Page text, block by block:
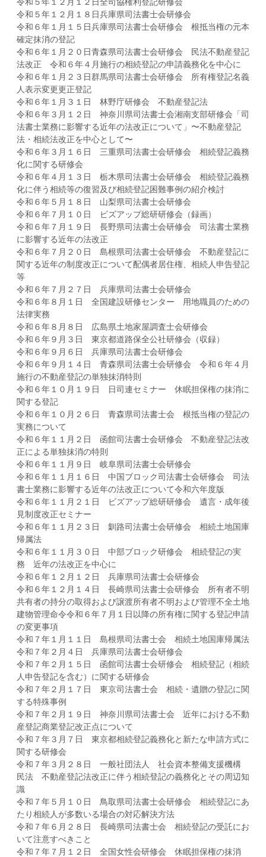
令和５年１２月１８日兵庫県司法書士会研修会
令和６年１月１５日兵庫県司法書士会研修会 根抵当権の元本
確定抹消の登記
令和６年１月２０日青森県司法書士会研修会 民法不動産登記
法改正 令和６年４月施行の相続登記の申請義務化を中心に
令和６年１月２３日群馬県司法書士会研修会 所有権登記名義
人表示変更更正登記
令和６年１月３１日 林野庁研修会 不動産登記法
令和６年３月１２日 神奈川県司法書士会湘南支部研修会「司
法書士業務に影響する近年の法改正について」〜不動産登記
法・相続法改正を中心として〜
令和６年３月１６日 三重県司法書士会研修会 相続登記義務
化に関する研修会
令和６年４月１３日 栃木県司法書士会研修会 相続登記義務
化に伴う相続等の復習及び相続登記困難事例の紹介検討
令和６年５月１８日 山梨県司法書士会研修会
令和６年７月１０日 ビズアップ総研研修会（録画）
令和６年７月１９日 長野県司法書士会研修会 司法書士業務
に影響する近年の法改正
令和６年７月２０日 島根県司法書士会研修会 不動産登記に
関する近年の制度改正について配偶者居住権、相続人申告登記
等
令和６年７月２７日 兵庫県司法書士会研修会
令和６年８月１日 全国建設研修センター 用地職員のための
法律実務
令和６年８月８日 広島県土地家屋調査士会研修会
令和６年９月３日 東京都道路保全公社研修会（収録）
令和６年９月６日 兵庫県司法書士会研修会
令和６年９月１４日 青森県司法書士会研修会 令和６年４月
施行の不動産登記の単独抹消特則
令和６年１０月１９日 日司連セミナー 休眠担保権の抹消に
関する登記
令和６年１０月２６日 青森県司法書士会 根抵当権の登記の
実務について
令和６年１１月２日 函館司法書士会研修会 不動産登記法改
正による単独抹消の特則
令和６年１１月９日 岐阜県司法書士会研修会
令和６年１１月１６日 中国ブロック司法書士会研修会 司法
書士業務に影響する近年の法改正について令和六年度版
令和６年１１月２１日 ビズアップ総研研修会 遺言・成年後
見制度改正セミナー
令和６年１１月２３日 釧路司法書士会研修会 相続土地国庫
帰属法
令和６年１１月３０日 中部ブロック研修会 相続登記の実
務 近年の法改正を中心に
令和６年１２月１２日 兵庫県司法書士会研修会
令和６年１２月１４日 長崎県司法書士会研修会 所有者不明
共有者の持分の取得および譲渡所有者不明および管理不全土地
建物管理命令令和６年７月１日以降の所有権に関する登記申請
の変更事項
令和７年１月１１日 島根県司法書士会 相続土地国庫帰属法
令和７年２月４日 兵庫県司法書士会研修会
令和７年２月１５日 函館司法書士会研修会 相続登記（相続
人申告登記を含む）に関する研修会
令和７年２月１７日 東京司法書士会 相続・遺贈の登記に関
する特殊事例
令和７年２月１９日 神奈川県司法書士会 近年における不動
産登記商業登記改正点について
令和７年３月７日 東京都相続登記義務化と新たな申請方式に
関する研修会
令和７年３月２８日 一般社団法人 社会資本整備支援機構
民法 不動産登記法改正に伴う相続登記の義務化とその周辺知
識
令和７年５月１０日 鳥取県司法書士会研修会 相続登記にあ
たり相続人が多数いる場合の対応解決方法
令和７年６月２８日 長崎県司法書士会 相続登記の受託にお
いて注意すべきこと
令和７年７月１２日 全国女性会研修会 休眠担保権の抹消